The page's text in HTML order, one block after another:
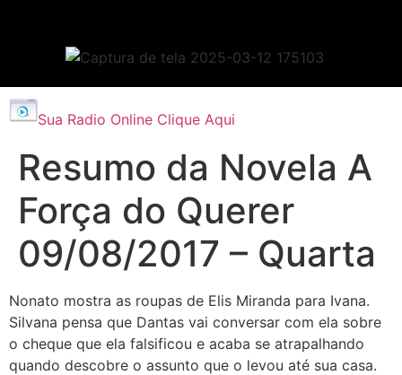
Sua Radio Online Clique Aqui
Resumo da Novela A
Força do Querer
09/08/2017 – Quarta
Nonato mostra as roupas de Elis Miranda para Ivana.
Silvana pensa que Dantas vai conversar com ela sobre
o cheque que ela falsificou e acaba se atrapalhando
quando descobre o assunto que o levou até sua casa.